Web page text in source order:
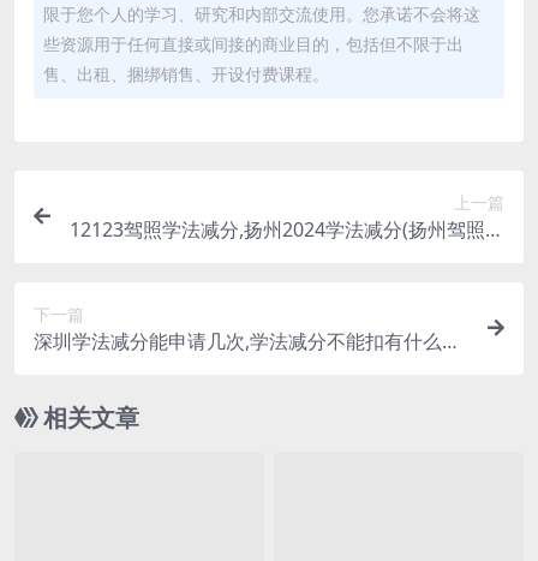
限于您个人的学习、研究和内部交流使用。您承诺不会将这
些资源用于任何直接或间接的商业目的，包括但不限于出
售、出租、捆绑销售、开设付费课程。
上一篇
12123驾照学法减分,扬州2024学法减分(扬州驾照学
下一篇
深圳学法减分能申请几次,学法减分不能扣有什么意
相关文章